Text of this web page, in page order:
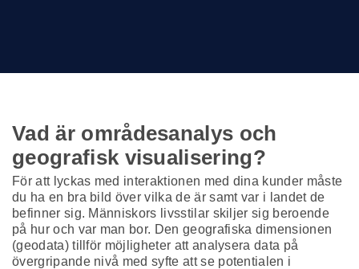
Vad är områdesanalys och
geografisk visualisering?
För att lyckas med interaktionen med dina kunder måste
du ha en bra bild över vilka de är samt var i landet de
befinner sig. Människors livsstilar skiljer sig beroende
på hur och var man bor. Den geografiska dimensionen
(geodata) tillför möjligheter att analysera data på
övergripande nivå med syfte att se potentialen i